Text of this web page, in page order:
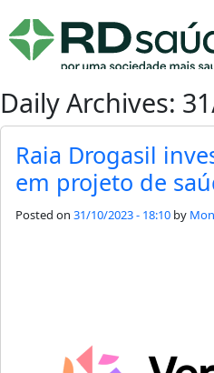
Daily Archives:
Raia Drogasil
em projeto de
Posted on 31/10/2023 - 18:10 by